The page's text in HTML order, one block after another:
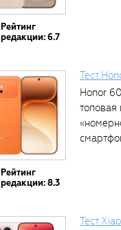
Рейтинг
редакции: 6.7
Рейтинг
редакции: 8.3
Тест
Honor
Тест